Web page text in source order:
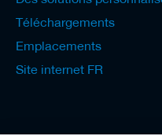
Téléchargements
Emplacements
Site internet FR